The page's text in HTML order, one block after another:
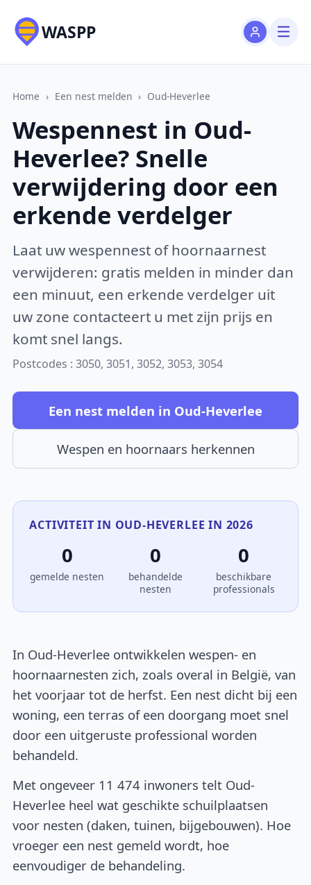
WASPP
Home › Een nest melden › Oud-Heverlee
Wespennest in Oud-
Heverlee? Snelle
verwijdering door een
erkende verdelger
Laat uw wespennest of hoornaarnest
verwijderen: gratis melden in minder dan
een minuut, een erkende verdelger uit
uw zone contacteert u met zijn prijs en
komt snel langs.
Postcodes : 3050, 3051, 3052, 3053, 3054
Een nest melden in Oud-Heverlee
Wespen en hoornaars herkennen
ACTIVITEIT IN OUD-HEVERLEE IN 2026
0
gemelde nesten
0
behandelde
nesten
0
beschikbare
professionals
In Oud-Heverlee ontwikkelen wespen- en
hoornaarnesten zich, zoals overal in België, van
het voorjaar tot de herfst. Een nest dicht bij een
woning, een terras of een doorgang moet snel
door een uitgeruste professional worden
behandeld.
Met ongeveer 11 474 inwoners telt Oud-
Heverlee heel wat geschikte schuilplaatsen
voor nesten (daken, tuinen, bijgebouwen). Hoe
vroeger een nest gemeld wordt, hoe
eenvoudiger de behandeling.